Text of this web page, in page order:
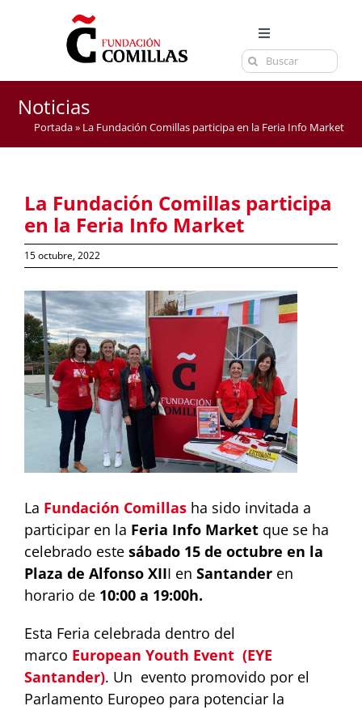
Toggle
Navigation
LA FUNDACIÓN
ESTUDIOS
EL CENTRO
ACTUALIDAD
CONTACTA
Buscar:
Noticias
Portada» La Fundación Comillas participa en la Feria Info Market
La Fundación Comillas participa
en la Feria Info Market
15 octubre, 2022
Ver
imagen
más
grande
La Fundación Comillas ha sido invitada a
participar en la Feria Info Market que se ha
celebrado este sábado 15 de octubre en la
Plaza de Alfonso XIII en Santander en
horario de 10:00 a 19:00h.
Esta Feria celebrada dentro del
marco European Youth Event (EYE
Santander). Un evento promovido por el
Parlamento Europeo para potenciar la